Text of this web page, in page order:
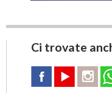
Ci trovate